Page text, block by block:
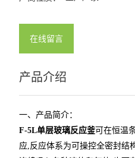
在线留言
产品介绍
一、产品简介：
F-5L单层玻璃反应釜可在恒温
应,反应体系为可操控全密封结